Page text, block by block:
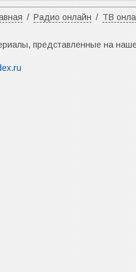
/ Радио онлайн / ТВ
представленные на